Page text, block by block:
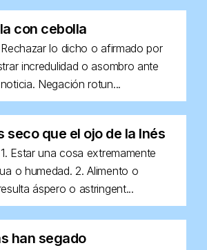
con cebolla
lo dicho o afirmado por
incredulidad o asombro ante
Negación rotun...
seco que el ojo de la Inés
Estar una cosa extremamente
o humedad. 2. Alimento o
áspero o astringent...
han segado